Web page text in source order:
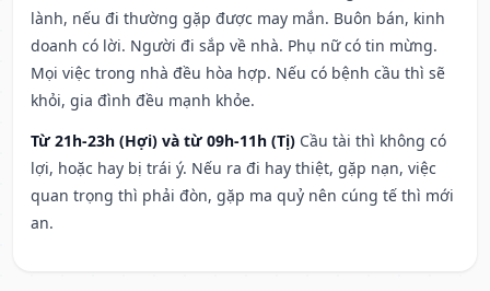
lành, nếu đi thường gặp được may mắn. Buôn bán, kinh
doanh có lời. Người đi sắp về nhà. Phụ nữ có tin mừng.
Mọi việc trong nhà đều hòa hợp. Nếu có bệnh cầu thì sẽ
khỏi, gia đình đều mạnh khỏe.
Từ 21h-23h (Hợi) và từ 09h-11h (Tị) Cầu tài thì không có
lợi, hoặc hay bị trái ý. Nếu ra đi hay thiệt, gặp nạn, việc
quan trọng thì phải đòn, gặp ma quỷ nên cúng tế thì mới
an.